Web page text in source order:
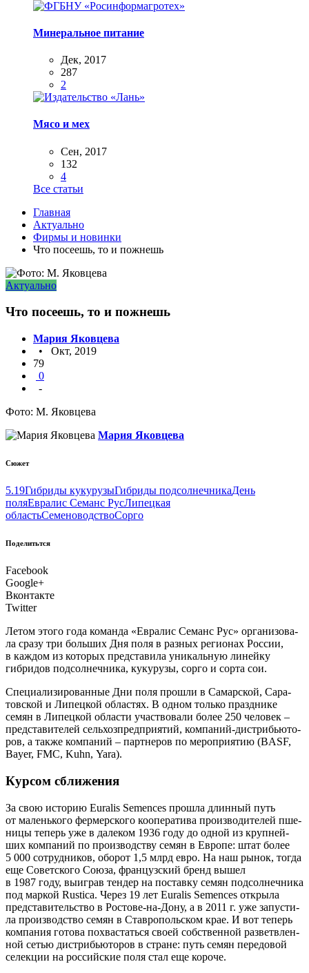
Минеральное питание
Дек, 2017
287
2
Мясо и мех
Сен, 2017
132
4
Все статьи
Главная
Актуально
Фирмы и новинки
Что посеешь, то и пожнешь
Актуально
Что посеешь, то и пожнешь
Мария Яковцева
• Окт, 2019
79
0
-
Фото: М. Яковцева
Мария Яковцева
Сюжет
5.19Гибриды кукурузыГибриды подсолнечникаДень
поляЕвралис Семанс РусЛипецкая
областьСеменоводствоСорго
Поделитьтся
Facebook
Google+
Вконтакте
Twitter
Летом это­го года коман­да «Евра­лис Семанс Рус» орга­ни­зо­ва­
ла сра­зу три боль­ших Дня поля в раз­ных реги­о­нах Рос­сии,
в каж­дом из кото­рых пред­ста­ви­ла уни­каль­ную линей­ку
гибри­дов под­сол­неч­ни­ка, куку­ру­зы, сор­го и сор­та сои.
Специ­а­ли­зи­ро­ван­ные Дни поля про­шли в Самар­ской, Сара­
тов­ской и Липец­кой обла­стях. В одном толь­ко празд­ни­ке
семян в Липец­кой обла­сти участ­во­ва­ли более 250 чело­век –
пред­ста­ви­те­лей сель­хоз­пред­при­я­тий, ком­па­ний-дис­три­бью­то­
ров, а так­же ком­па­ний – парт­не­ров по меро­при­я­тию (BASF,
Bayer, FMC, Kuhn, Yara).
Курсом сближения
За свою исто­рию Euralis Semences про­шла длин­ный путь
от малень­ко­го фер­мер­ско­го коопе­ра­ти­ва про­из­во­ди­те­лей пше­
ни­цы теперь уже в дале­ком 1936 году до одной из круп­ней­
ших ком­па­ний по про­из­вод­ству семян в Евро­пе: штат более
5 000 сотруд­ни­ков, обо­рот 1,5 млрд евро. На наш рынок, тогда
еще Совет­ско­го Сою­за, фран­цуз­ский бренд вышел
в 1987 году, выиг­рав тен­дер на постав­ку семян под­сол­неч­ни­ка
под мар­кой Rustica. Через 19 лет Euralis Semences откры­ла
пред­ста­ви­тель­ство в Росто­ве-на-Дону, а в 2011 г. уже запу­сти­
ла про­из­вод­ство семян в Став­ро­поль­ском крае. И вот теперь
ком­па­ния гото­ва похва­стать­ся сво­ей соб­ствен­ной раз­ветв­лен­
ной сетью дис­три­бью­то­ров в стране: путь семян пере­до­вой
селек­ции на рос­сий­ские поля стал еще короче.